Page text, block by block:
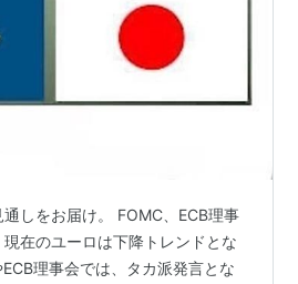
しをお届け。 FOMC、ECB理事
在のユーロは下降トレンドとな
理事会では、タカ派発言とな